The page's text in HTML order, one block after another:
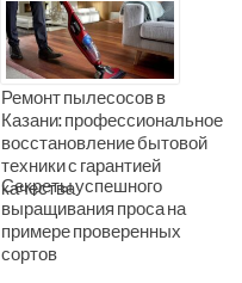
Ремонт пылесосов в
Казани: профессиональное
восстановление бытовой
техники с гарантией
качества
Секреты успешного
выращивания проса на
примере проверенных
сортов